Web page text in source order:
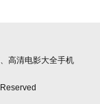
高清电影大全手机